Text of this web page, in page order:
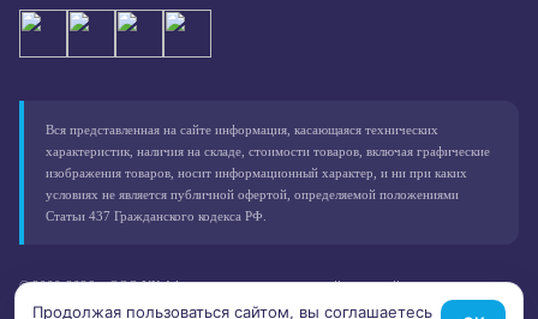
Вся представленная на сайте информация, касающаяся технических
характеристик, наличия на складе, стоимости товаров, включая графические
изображения товаров, носит информационный характер, и ни при каких
условиях не является публичной офертой, определяемой положениями
Статьи 437 Гражданского кодекса РФ.
© 2000-2026 – ООО УК Афалина, зарегистрированный товарный знак
Согласие на обработку персональных данных
Продолжая пользоваться сайтом, вы соглашаетесь